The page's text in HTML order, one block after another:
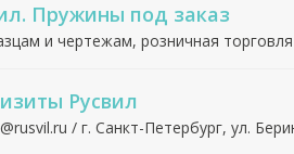
Пружины под заказ
и чертежам, розничная торговля
Русвил
/ г. Санкт-Петербург, ул.